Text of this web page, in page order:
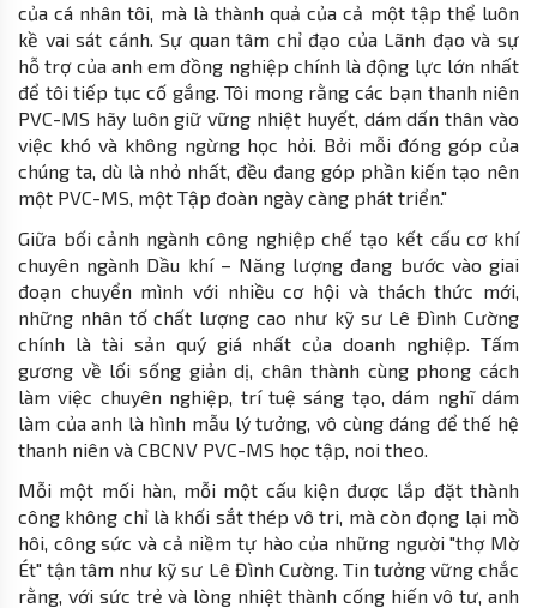
của cá nhân tôi, mà là thành quả của cả một tập thể luôn
kề vai sát cánh. Sự quan tâm chỉ đạo của Lãnh đạo và sự
hỗ trợ của anh em đồng nghiệp chính là động lực lớn nhất
để tôi tiếp tục cố gắng. Tôi mong rằng các bạn thanh niên
PVC-MS hãy luôn giữ vững nhiệt huyết, dám dấn thân vào
việc khó và không ngừng học hỏi. Bởi mỗi đóng góp của
chúng ta, dù là nhỏ nhất, đều đang góp phần kiến tạo nên
một PVC-MS, một Tập đoàn ngày càng phát triển."
Giữa bối cảnh ngành công nghiệp chế tạo kết cấu cơ khí
chuyên ngành Dầu khí – Năng lượng đang bước vào giai
đoạn chuyển mình với nhiều cơ hội và thách thức mới,
những nhân tố chất lượng cao như kỹ sư Lê Đình Cường
chính là tài sản quý giá nhất của doanh nghiệp. Tấm
gương về lối sống giản dị, chân thành cùng phong cách
làm việc chuyên nghiệp, trí tuệ sáng tạo, dám nghĩ dám
làm của anh là hình mẫu lý tưởng, vô cùng đáng để thế hệ
thanh niên và CBCNV PVC-MS học tập, noi theo.
Mỗi một mối hàn, mỗi một cấu kiện được lắp đặt thành
công không chỉ là khối sắt thép vô tri, mà còn đọng lại mồ
hôi, công sức và cả niềm tự hào của những người "thợ Mờ
Ét" tận tâm như kỹ sư Lê Đình Cường. Tin tưởng vững chắc
rằng, với sức trẻ và lòng nhiệt thành cống hiến vô tư, anh